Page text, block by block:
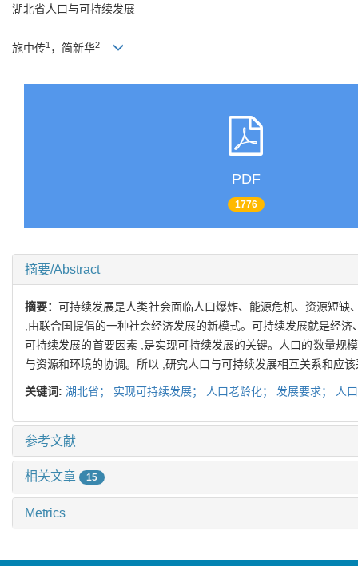
湖北省人口与可持续发展
施中传1 ，简新华2
PDF
1776
摘要/Abstract
摘要：可持续发展是人类社会面临人口爆炸、能源危机、资源短缺
,由联合国提倡的一种社会经济发展的新模式。可持续发展就是经
可持续发展的首要因素 ,是实现可持续发展的关键。人口的数量规
与资源和环境的协调。所以 ,研究人口与可持续发展相互关系和应
关键词: 湖北省； 实现可持续发展； 人口老龄化； 发展要求； 人
参考文献
相关文章 15
Metrics